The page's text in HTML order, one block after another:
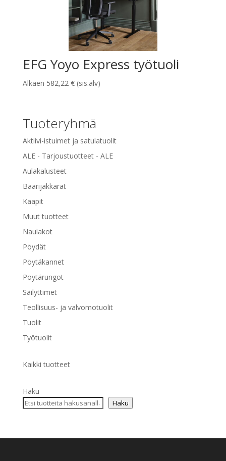
EFG Yoyo Express työtuoli
Alkaen 582,22 €(sis.alv)
Tuoteryhmä
Aktiivi-istuimet ja satulatuolit
ALE - Tarjoustuotteet - ALE
Aulakalusteet
Baarijakkarat
Kaapit
Muut tuotteet
Naulakot
Pöydät
Pöytäkannet
Pöytärungot
Säilyttimet
Teollisuus- ja valvomotuolit
Tuolit
Työtuolit
Kaikki tuotteet
Haku
Haku